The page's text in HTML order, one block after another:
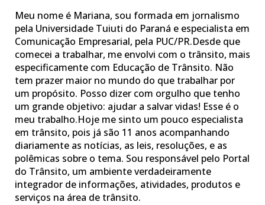
Meu nome é Mariana, sou formada em jornalismo
pela Universidade Tuiuti do Paraná e especialista em
Comunicação Empresarial, pela PUC/PR.Desde que
comecei a trabalhar, me envolvi com o trânsito, mais
especificamente com Educação de Trânsito. Não
tem prazer maior no mundo do que trabalhar por
um propósito. Posso dizer com orgulho que tenho
um grande objetivo: ajudar a salvar vidas! Esse é o
meu trabalho.Hoje me sinto um pouco especialista
em trânsito, pois já são 11 anos acompanhando
diariamente as notícias, as leis, resoluções, e as
polêmicas sobre o tema. Sou responsável pelo Portal
do Trânsito, um ambiente verdadeiramente
integrador de informações, atividades, produtos e
serviços na área de trânsito.